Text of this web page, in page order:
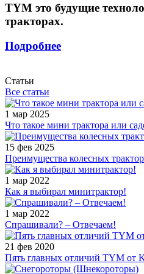
TYM это будущие
тракторах.
Подробнее
Статьи
Все статьи
1 мар 2025
Что такое мини трактора или
15 фев 2025
Преимущества колесных
1 мар 2022
Как я выбирал минитрактор!
1 мар 2022
Спрашивали? – Отвечаем!
21 фев 2020
Пять главных отличий TYM от